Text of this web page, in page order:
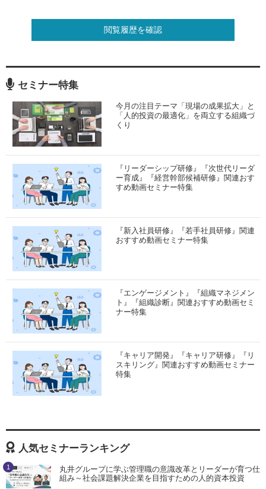
閲覧履歴を確認
セミナー特集
今月の注目テーマ「現場の成果拡大」と
「人的投資の最適化」を両立する組織づ
くり
『リーダーシップ研修』『次世代リーダ
ー育成』『経営幹部候補研修』関連おす
すめ動画セミナー特集
『新入社員研修』『若手社員研修』関連
おすすめ動画セミナー特集
『エンゲージメント』『組織マネジメン
ト』『組織診断』関連おすすめ動画セミ
ナー特集
『キャリア開発』『キャリア研修』『リ
スキリング』関連おすすめ動画セミナー
特集
人気セミナーランキング
1
丸井グループに学ぶ管理職の意識改革とリーダーが育つ仕
組み～社会課題解決企業を目指すための人的資本投資